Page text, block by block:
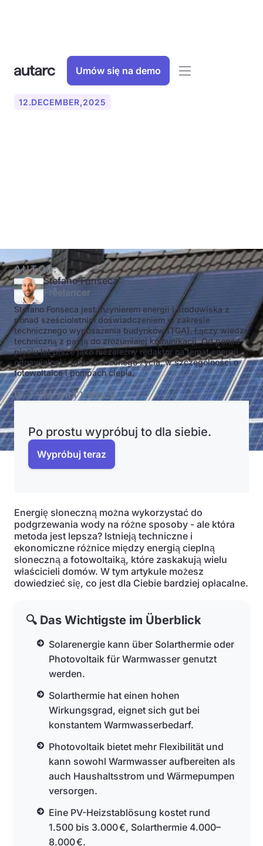
Umów się na demo
12.DECEMBER,2025
AUTOR:
Stefano Fonseca
Freelancer
Stefano Fonseca jest inżynierem energii i środowiska z
ponad sześcioletnim doświadczeniem w zakresie
technicznego wyposażenia budynków (TGA). Łączy wiedzę
techniczną z pasją do zrozumiałej komunikacji. Od ponad
pięciu lat pisze jako niezależny redaktor na temat energii
odnawialnej i zrównoważonego życia, w szczególności o
fotowoltaice i pompach ciepła.
W TYM ARTYKULE
Po prostu wypróbuj to dla siebie.
Wypróbuj teraz
Energię słoneczną można wykorzystać do
podgrzewania wody na różne sposoby - ale która
metoda jest lepsza? Istnieją techniczne i
ekonomiczne różnice między energią cieplną
słoneczną a fotowoltaiką, które zaskakują wielu
właścicieli domów. W tym artykule możesz
dowiedzieć się, co jest dla Ciebie bardziej opłacalne.
🔍 Das Wichtigste im Überblick
Solarenergie kann über Solarthermie oder
Photovoltaik für Warmwasser genutzt
werden.
Solarthermie hat einen hohen
Wirkungsgrad, eignet sich gut bei
konstantem Warmwasserbedarf.
Photovoltaik bietet mehr Flexibilität und
kann sowohl Warmwasser aufbereiten als
auch Haushaltsstrom und Wärmepumpen
versorgen.
Eine PV-Heizstablösung kostet rund
1.500 bis 3.000 €, Solarthermie 4.000–
8.000 €.